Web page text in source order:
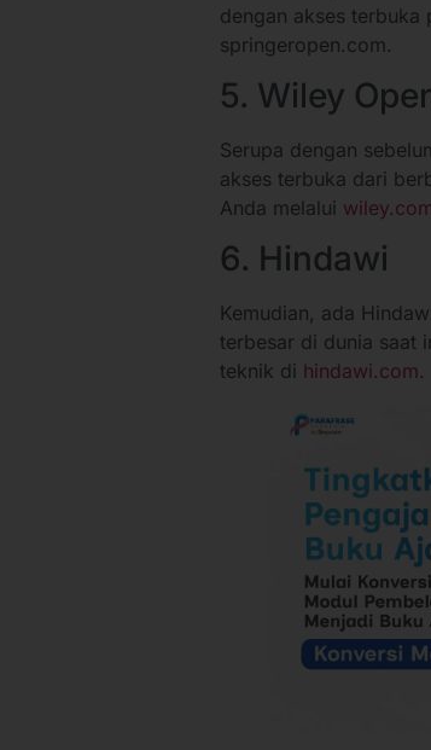
dengan akses
springeropen.com.
5. Wiley
Serupa dengan
akses terbuka dari
Anda melalui
6. Hindawi
Kemudian, ada
terbesar di dunia saat
teknik di hindawi.com.